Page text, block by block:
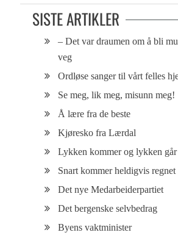
SISTE ARTIKLER
– Det var draumen om å bli
veg
Ordløse sanger til vårt felles
Se meg, lik meg, misunn meg!
Å lære fra de beste
Kjøresko fra Lærdal
Lykken kommer og lykken går
Snart kommer heldigvis regnet
Det nye Medarbeiderpartiet
Det bergenske selvbedrag
Byens vaktminister